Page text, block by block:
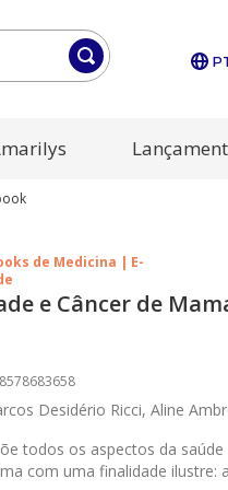
de Medicina | E-
e Câncer de
Desidério Ricci, Aline
todos os aspectos da
com uma finalidade ilustre: